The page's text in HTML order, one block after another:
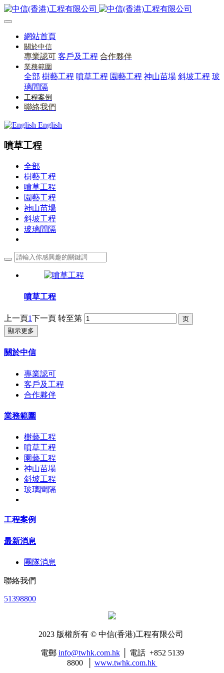
網站首頁
關於中信
專業認可 客戶及工程 合作夥伴
業務範圍
全部 樹藝工程 噴草工程 園藝工程 神山苗場 斜坡工程 玻
璃間隔
工程案例
聯絡我們
English
噴草工程
全部
樹藝工程
噴草工程
園藝工程
神山苗場
斜坡工程
玻璃間隔
噴草工程
上一頁1下一頁 转至第
顯示更多
關於中信
專業認可
客戶及工程
合作夥伴
業務範圍
樹藝工程
噴草工程
園藝工程
神山苗場
斜坡工程
玻璃間隔
工程案例
最新消息
團隊消息
聯絡我們
51398800
2023 版權所有 © 中信(香港)工程有限公司
電郵 info@twhk.com.hk│ 電話 +852 5139
8800 │ www.twhk.com.hk